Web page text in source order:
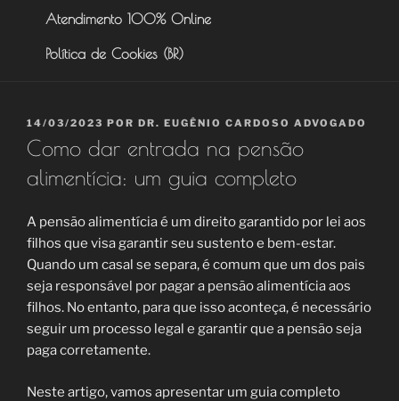
Atendimento 100% Online
Política de Cookies (BR)
PUBLICADO
EM
14/03/2023 POR DR. EUGÊNIO CARDOSO ADVOGADO
Como dar entrada na pensão
alimentícia: um guia completo
A pensão alimentícia é um direito garantido por lei aos
filhos que visa garantir seu sustento e bem-estar.
Quando um casal se separa, é comum que um dos pais
seja responsável por pagar a pensão alimentícia aos
filhos. No entanto, para que isso aconteça, é necessário
seguir um processo legal e garantir que a pensão seja
paga corretamente.
Neste artigo, vamos apresentar um guia completo